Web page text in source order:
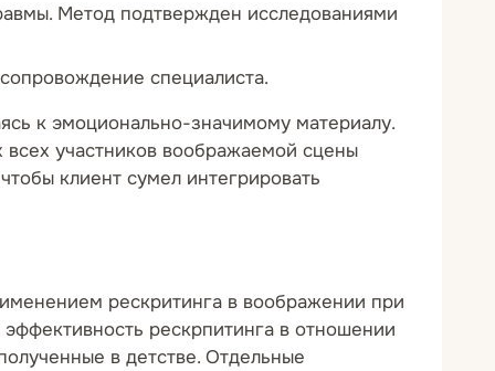
Метод подтвержден исследованиями
специалиста.
к эмоционально-значимому материалу.
всех участников воображаемой сцены
клиент сумел интегрировать
рескритинга в воображении при
рескрпитинга в отношении
в детстве. Отдельные